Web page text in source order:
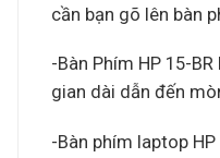
cần bạn gõ lên bàn
-Bàn Phím HP 15-
gian dài dẫn đến
-Bàn phím laptop